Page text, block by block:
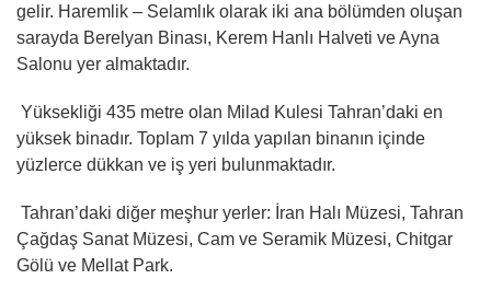
gelir. Haremlik – Selamlık olarak iki ana bölümden oluşan
sarayda Berelyan Binası, Kerem Hanlı Halveti ve Ayna
Salonu yer almaktadır.
Yüksekliği 435 metre olan Milad Kulesi Tahran’daki en
yüksek binadır. Toplam 7 yılda yapılan binanın içinde
yüzlerce dükkan ve iş yeri bulunmaktadır.
Tahran’daki diğer meşhur yerler: İran Halı Müzesi, Tahran
Çağdaş Sanat Müzesi, Cam ve Seramik Müzesi, Chitgar
Gölü ve Mellat Park.